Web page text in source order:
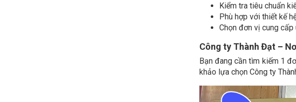
Kiểm tra tiêu chuẩn
Phù hợp với thiết kế
Chọn đơn vị cung cấp
Công ty Thành Đạt –
Bạn đang cần tìm kiếm 1
khảo lựa chọn Công ty